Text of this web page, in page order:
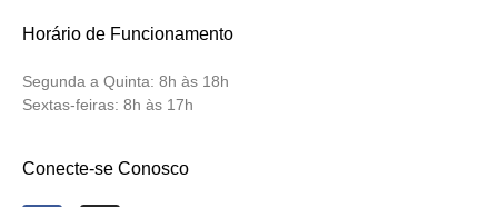
Horário de Funcionamento
Segunda a Quinta: 8h às 18h
Sextas-feiras: 8h às 17h
Conecte-se Conosco